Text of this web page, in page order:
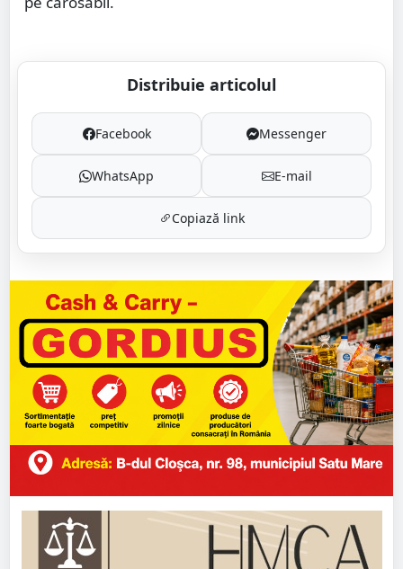
Distribuie articolul
Facebook Messenger
WhatsApp E-mail
Copiază link